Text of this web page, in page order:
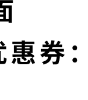
无论何地
黑牛加速器的自研